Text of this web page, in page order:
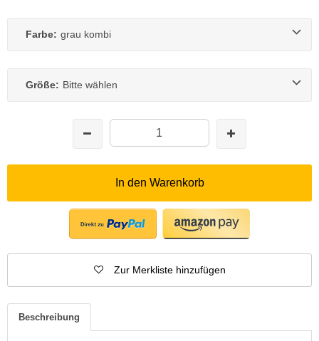
Farbe: grau kombi
Größe: Bitte wählen
In den Warenkorb
Zur Merkliste hinzufügen
Beschreibung